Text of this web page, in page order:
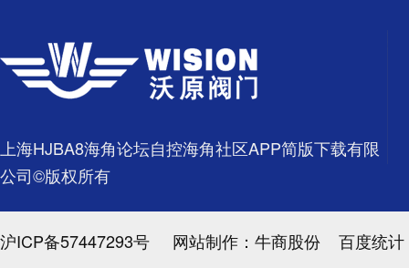
上海HJBA8海角论坛自控海角社区APP简版下载有限
公司©版权所有
沪ICP备57447293号 网站制作： 牛商股份 百度统计